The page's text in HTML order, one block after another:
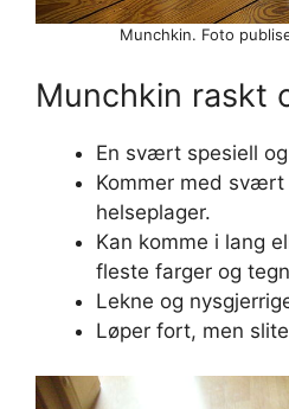
Munchkin. Foto
Munchkin raskt
En svært spesiell
Kommer med svært
helseplager.
Kan komme i lang
fleste farger og
Lekne og
Løper fort, men